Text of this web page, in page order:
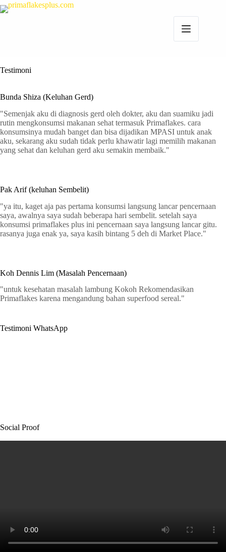
Testimoni
Bunda Shiza (Keluhan Gerd)
"Semenjak aku di diagnosis gerd oleh dokter, aku dan suamiku jadi
rutin mengkonsumsi makanan sehat termasuk Primaflakes. cara
konsumsinya mudah banget dan bisa dijadikan MPASI untuk anak
aku, sekarang aku sudah tidak perlu khawatir lagi memilih makanan
yang sehat dan keluhan gerd aku semakin membaik."
Pak Arif (keluhan Sembelit)
"ya itu, kaget aja pas pertama konsumsi langsung lancar pencernaan
saya, awalnya saya sudah beberapa hari sembelit. setelah saya
konsumsi primaflakes plus ini pencernaan saya langsung lancar gitu.
rasanya juga enak ya, saya kasih bintang 5 deh di Market Place."
Koh Dennis Lim (Masalah Pencernaan)
"untuk kesehatan masalah lambung Kokoh Rekomendasikan
Primaflakes karena mengandung bahan superfood sereal."
Testimoni WhatsApp
Social Proof